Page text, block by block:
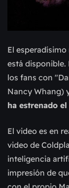
El
está
los fans con
Nancy Whang)
ha estrenado
El video es en
video de
inteligencia
impresión de